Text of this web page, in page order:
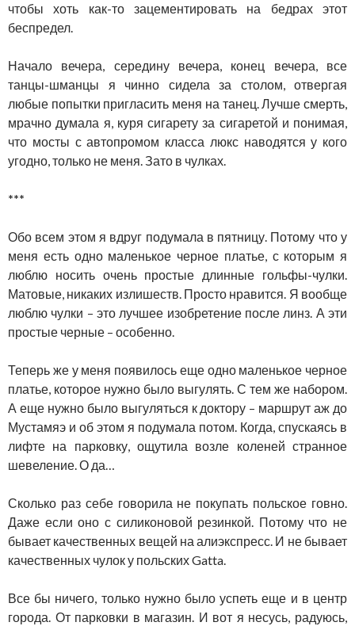
чтобы хоть как-то зацементировать на бедрах этот
беспредел.
Начало вечера, середину вечера, конец вечера, все
танцы-шманцы я чинно сидела за столом, отвергая
любые попытки пригласить меня на танец. Лучше смерть,
мрачно думала я, куря сигарету за сигаретой и понимая,
что мосты с автопромом класса люкс наводятся у кого
угодно, только не меня. Зато в чулках.
***
Обо всем этом я вдруг подумала в пятницу. Потому что у
меня есть одно маленькое черное платье, с которым я
люблю носить очень простые длинные гольфы-чулки.
Матовые, никаких излишеств. Просто нравится. Я вообще
люблю чулки – это лучшее изобретение после линз. А эти
простые черные – особенно.
Теперь же у меня появилось еще одно маленькое черное
платье, которое нужно было выгулять. С тем же набором.
А еще нужно было выгуляться к доктору – маршрут аж до
Мустамяэ и об этом я подумала потом. Когда, спускаясь в
лифте на парковку, ощутила возле коленей странное
шевеление. О да…
Сколько раз себе говорила не покупать польское говно.
Даже если оно с силиконовой резинкой. Потому что не
бывает качественных вещей на алиэкспресс. И не бывает
качественных чулок у польских Gatta.
Все бы ничего, только нужно было успеть еще и в центр
города. От парковки в магазин. И вот я несусь, радуюсь,